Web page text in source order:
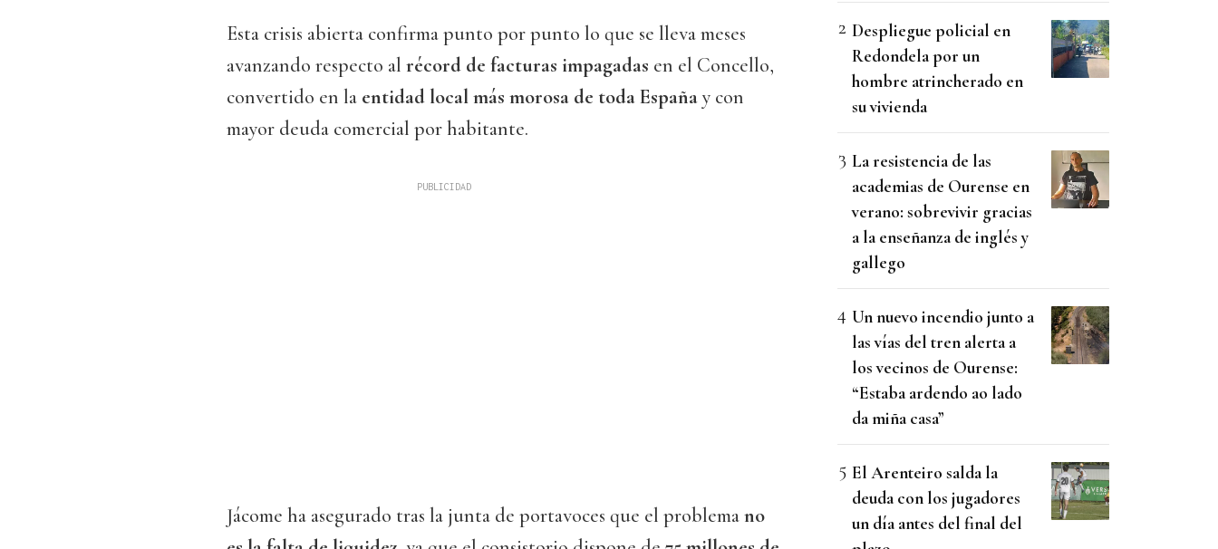
Esta crisis abierta confirma punto por punto lo que se lleva meses
avanzando respecto al récord de facturas impagadas en el Concello,
convertido en la entidad local más morosa de toda Españay con
mayor deuda comercial por habitante.
Jácome ha asegurado tras la junta de portavoces que el problemano
Despliegue policial en
Redondela por un
hombre atrincherado en
su vivienda
La resistencia de las
academias de Ourense en
verano: sobrevivir gracias
a la enseñanza de inglés y
gallego
Un nuevo incendio junto a
las vías del tren alerta a
los vecinos de Ourense:
“Estaba ardendo ao lado
da miña casa”
El Arenteiro salda la
deuda con los jugadores
un día antes del final del